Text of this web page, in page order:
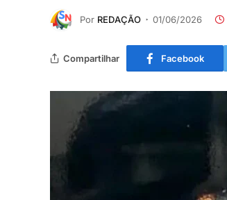
Por REDAÇÃO 01/06/2026
Compartilhar Facebook